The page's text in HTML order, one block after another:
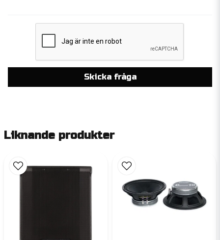
Skicka fråga
Liknande produkter